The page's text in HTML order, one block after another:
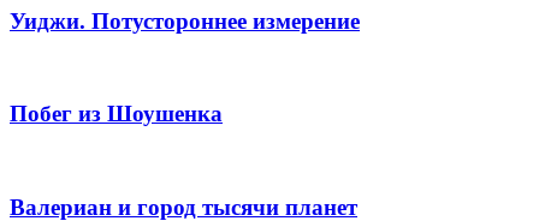
Уиджи. Потустороннее измерение
Побег из Шоушенка
Валериан и город тысячи планет